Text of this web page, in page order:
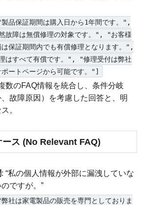
品保証期間は購入日から1年間です。",
故障は無償修理の対象です。", "お客様
保証期間内でも有償修理となります。",
はすべて有償です。", "修理受付は弊社
ートページから可能です。"]
数のFAQ情報を統合し、条件分岐
、故障原因）を考慮した回答と、明
。
ース (No Relevant FAQ)
: “私の個人情報が外部に漏洩していな
ですが。”
社は家電製品の販売を専門としておりま